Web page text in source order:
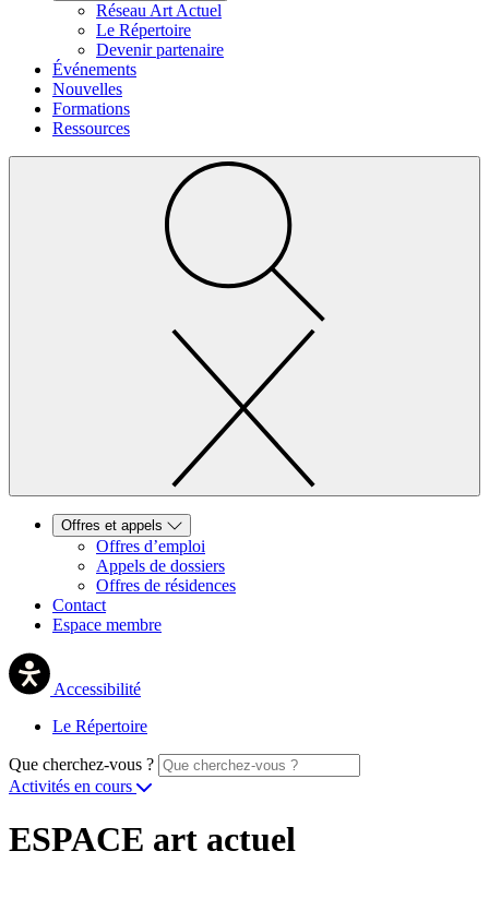
Réseau Art Actuel
Le Répertoire
Devenir partenaire
Événements
Nouvelles
Formations
Ressources
Offres et appels
Offres d’emploi
Appels de dossiers
Offres de résidences
Contact
Espace membre
Accessibilité
Le Répertoire
Que cherchez-vous ?
Activités en cours
ESPACE art actuel